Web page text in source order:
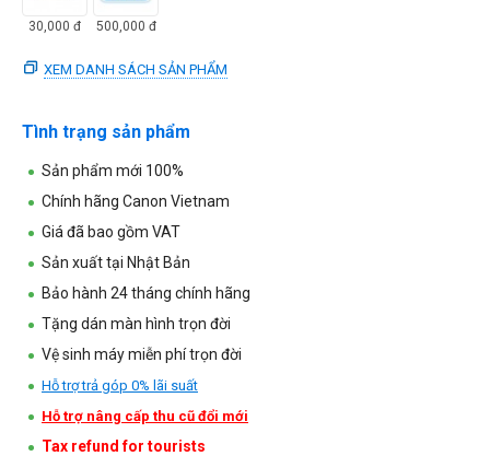
30,000 đ 500,000 đ
XEM DANH SÁCH SẢN PHẨM
Tình trạng sản phẩm
Sản phẩm mới 100%
Chính hãng Canon Vietnam
Giá đã bao gồm VAT
Sản xuất tại Nhật Bản
Bảo hành 24 tháng chính hãng
Tặng dán màn hình trọn đời
Vệ sinh máy miễn phí trọn đời
Hỗ trợ trả góp 0% lãi suất
Hỗ trợ nâng cấp thu cũ đổi mới
Tax refund for tourists